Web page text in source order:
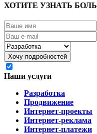
ХОТИТЕ УЗНАТЬ
Наши услуги
Разработка
Продвижение
Интернет-проекты
Интернет-реклама
Интернет-платежи